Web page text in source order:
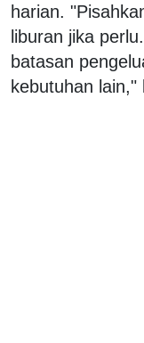
harian.
liburan jika
batasan
kebutuhan lain,"